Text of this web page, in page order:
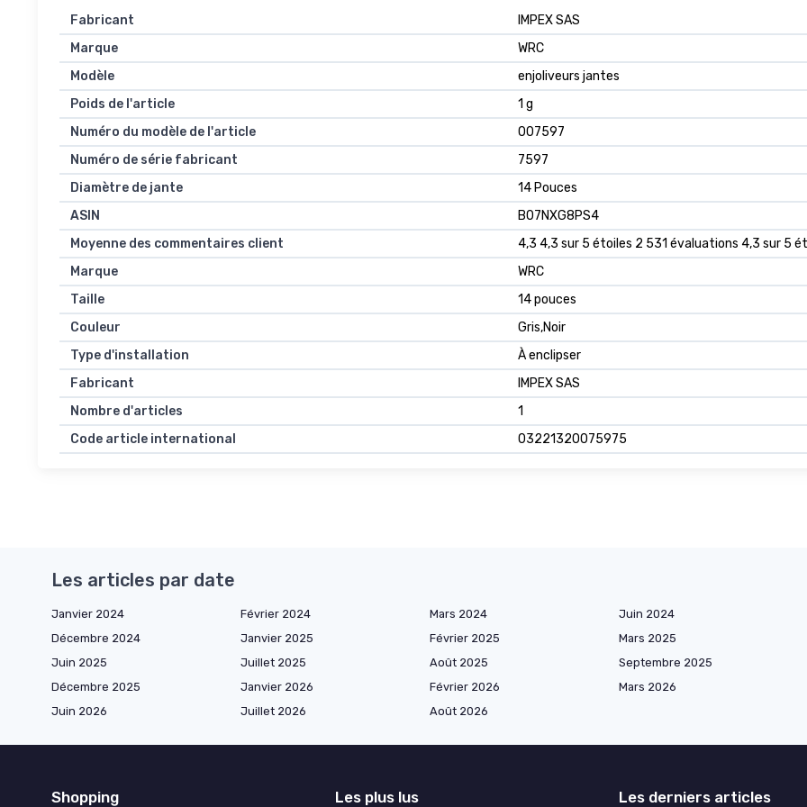
Fabricant
‎IMPEX SAS
Marque
‎WRC
Modèle
‎enjoliveurs jantes
Poids de l'article
‎1 g
Numéro du modèle de l'article
‎007597
Numéro de série fabricant
‎7597
Diamètre de jante
‎14 Pouces
ASIN
B07NXG8PS4
Moyenne des commentaires client
4,3 4,3 sur 5 étoiles 2 531 évaluations 4,3 sur 5
Marque
WRC
Taille
14 pouces
Couleur
Gris,Noir
Type d'installation
À enclipser
Fabricant
IMPEX SAS
Nombre d'articles
1
Code article international
03221320075975
Les articles par date
Janvier 2024 Février 2024 Mars 2024 Juin 2024
Décembre 2024
Janvier 2025 Février 2025 Mars 2025
Juin 2025
Juillet 2025 Août 2025 Septembre 2025
Décembre 2025
Janvier 2026 Février 2026 Mars 2026
Juin 2026
Juillet 2026 Août 2026
Shopping Les plus lus Les derniers articles